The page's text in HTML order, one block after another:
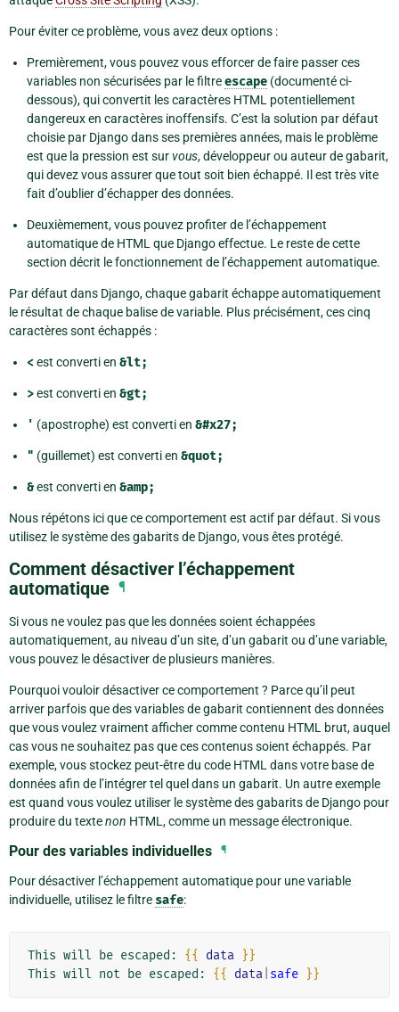
Pour éviter ce problème, vous avez deux options :
Premièrement, vous pouvez vous efforcer de faire passer ces
variables non sécurisées par le filtreescape (documenté ci-
dessous), qui convertit les caractères HTML potentiellement
dangereux en caractères inoffensifs. C’est la solution par défaut
choisie par Django dans ses premières années, mais le problème
est que la pression est survous, développeur ou auteur de gabarit,
qui devez vous assurer que tout soit bien échappé. Il est très vite
fait d’oublier d’échapper des données.
Deuxièmement, vous pouvez profiter de l’échappement
automatique de HTML que Django effectue. Le reste de cette
section décrit le fonctionnement de l’échappement automatique.
Par défaut dans Django, chaque gabarit échappe automatiquement
le résultat de chaque balise de variable. Plus précisément, ces cinq
caractères sont échappés :
<est converti en &lt;
>est converti en &gt;
' (apostrophe) est converti en &#x27;
" (guillemet) est converti en &quot;
&est converti en &amp;
Nous répétons ici que ce comportement est actif par défaut. Si vous
utilisez le système des gabarits de Django, vous êtes protégé.
Comment désactiver l’échappement
automatique ¶
Si vous ne voulez pas que les données soient échappées
automatiquement, au niveau d’un site, d’un gabarit ou d’une variable,
vous pouvez le désactiver de plusieurs manières.
Pourquoi vouloir désactiver ce comportement ? Parce qu’il peut
arriver parfois que des variables de gabarit contiennent des données
que vous voulez vraiment afficher comme contenu HTML brut, auquel
cas vous ne souhaitez pas que ces contenus soient échappés. Par
exemple, vous stockez peut-être du code HTML dans votre base de
données afin de l’intégrer tel quel dans un gabarit. Un autre exemple
est quand vous voulez utiliser le système des gabarits de Django pour
produire du textenon HTML, comme un message électronique.
Pour des variables individuelles ¶
Pour désactiver l’échappement automatique pour une variable
individuelle, utilisez le filtre safe:
This will be escaped: {{ data }}
This will not be escaped: {{ data safe }}